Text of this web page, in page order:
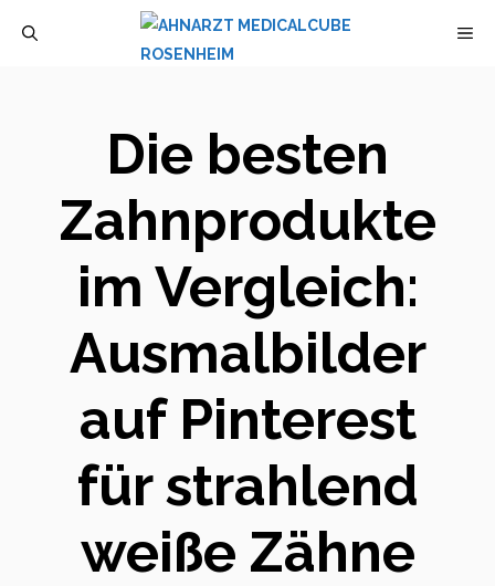
Die besten
Zahnprodukte
im Vergleich:
Ausmalbilder
auf Pinterest
für strahlend
weiße Zähne